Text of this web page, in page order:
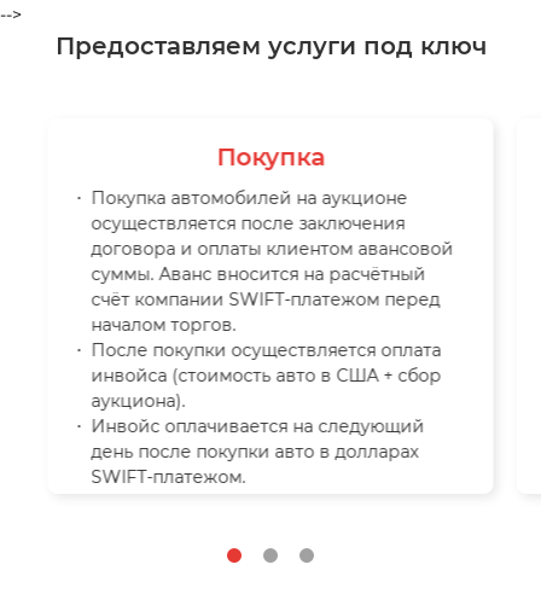
-->
Предоставляем услуги под ключ
Покупка
Покупка автомобилей на аукционе
осуществляется после заключения
договора и оплаты клиентом авансовой
суммы. Аванс вносится на расчётный
счёт компании SWIFT-платежом перед
началом торгов.
После покупки осуществляется оплата
инвойса (стоимость авто в США + сбор
аукциона).
Инвойс оплачивается на следующий
день после покупки авто в долларах
SWIFT-платежом.